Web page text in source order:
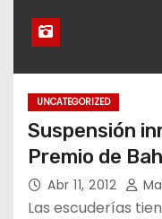
UNCATEGORIZED
Suspensión
Premio de
Abr 11, 2012
Las escuderías